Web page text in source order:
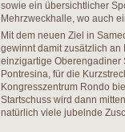
sowie ein übersichtlicher
Mehrzweckhalle, wo auch
Mit dem neuen Ziel in
gewinnt damit zusätzlich an
einzigartige Oberengadiner
Pontresina, für die
Kongresszentrum Rondo
Startschuss wird dann
natürlich viele jubelnde